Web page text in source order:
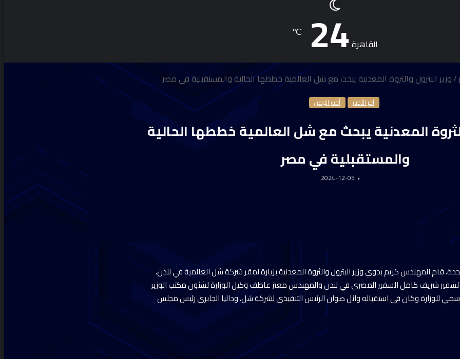
القاهرة 24
℃
/وزير البترول والثروة المعدنية يبحث مع شل العالمية خططها الحالية والمستقبلية في مصر
آخر الأخبار أخبار الوطن
المعدنية يبحث مع شل العالمية خططها الحالية
والمستقبلية في مصر
2024-12-05
قام المهندس كريم بدوي وزير البترول والثروة المعدنية بزيارة لمقر شركة شل العالمية في لندن،
شريف كامل السفير المصري في لندن والمهندس معتز عاطف وكيل الوزارة لشئون مكتب الوزير
للوزارة وكان في استقباله وائل صوان الرئيس التنفيذي لشركة شل، وداليا الجابري رئيس مجلس